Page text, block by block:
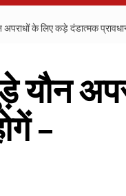
के लिए कड़े दंडात्‍मक
यौन
–